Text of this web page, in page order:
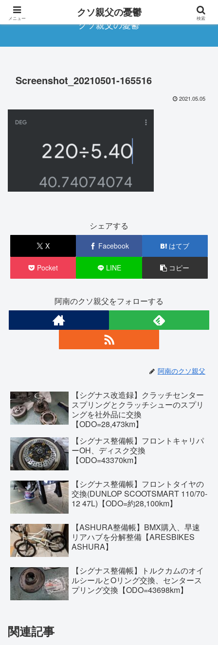
クソ親父の憂鬱
Screenshot_20210501-165516
2021.05.05
シェアする
X Facebook はてブ
Pocket LINE コピー
阿南のクソ親父をフォローする
阿南のクソ親父
【シグナス改造録】クラッチセンター
スプリングとクラッチシューのスプリ
ングを社外品に交換
【ODO=28,473km】
【シグナス整備帳】フロントキャリパ
ーOH、ディスク交換
【ODO=43370km】
【シグナス整備帳】フロントタイヤの
交換(DUNLOP SCOOTSMART 110/70-
12 47L)【ODO=約28,100km】
【ASHURA整備帳】BMX購入、早速
リアハブを分解整備【ARESBIKES
ASHURA】
【シグナス整備帳】トルクカムのオイ
ルシールとOリング交換、センタース
プリング交換【ODO=43698km】
関連記事
メニュー クソ親父の憂鬱 検索